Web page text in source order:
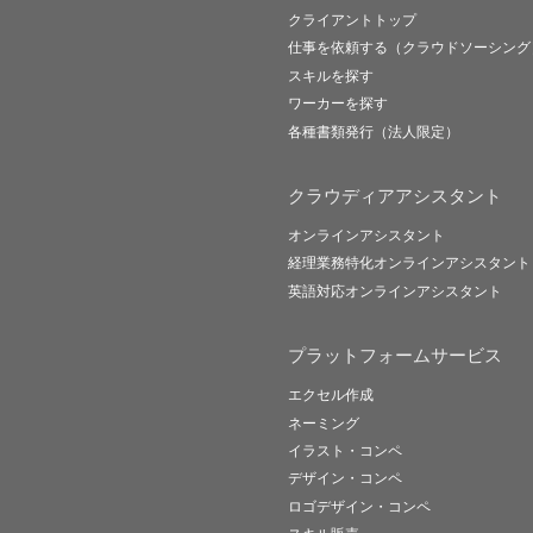
クライアントトップ
仕事を依頼する（クラウドソーシング
スキルを探す
ワーカーを探す
各種書類発行（法人限定）
クラウディアアシスタント
オンラインアシスタント
経理業務特化オンラインアシスタント
英語対応オンラインアシスタント
プラットフォームサービス
エクセル作成
ネーミング
イラスト・コンペ
デザイン・コンペ
ロゴデザイン・コンペ